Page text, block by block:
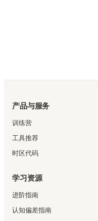
产品与服务
训练营
工具推荐
时区代码
学习资源
进阶指南
认知偏差指南